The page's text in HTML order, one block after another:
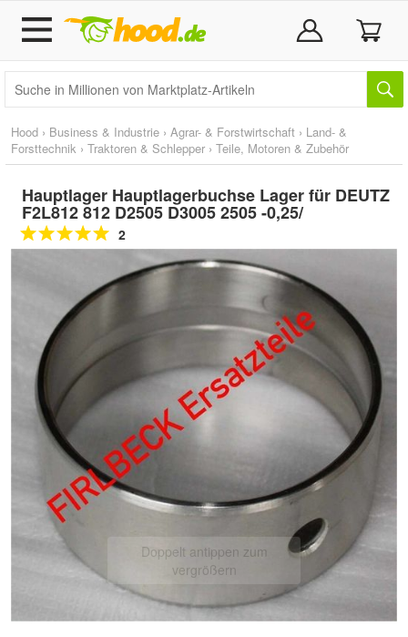
Hood › Business & Industrie › Agrar- & Forstwirtschaft › Land- &
Forsttechnik › Traktoren & Schlepper › Teile, Motoren & Zubehör
Hauptlager Hauptlagerbuchse Lager für DEUTZ
F2L812 812 D2505 D3005 2505 -0,25/
2
Doppelt antippen zum
vergrößern